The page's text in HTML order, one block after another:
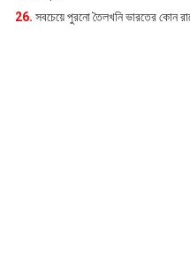
26. সবচেয়ে পুরনো তৈলখনি ভারতের কোন